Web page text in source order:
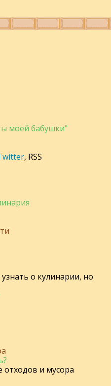
моей бабушки"
, RSS
о кулинарии, но
отходов и мусора